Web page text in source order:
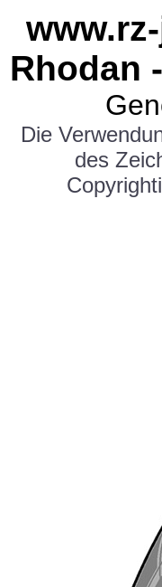
Rhodan
Die
des